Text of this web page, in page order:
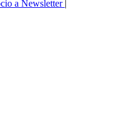
|